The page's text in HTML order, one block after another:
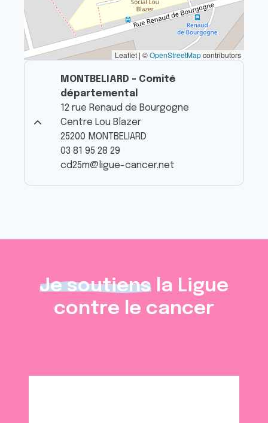
Leaflet | ©OpenStreetMapcontributors
MONTBELIARD - Comité
départemental
12 rue Renaud de Bourgogne
Centre Lou Blazer
25200 MONTBELIARD
03 81 95 28 29
cd25m@ligue-cancer.net
Je soutiens la Ligue
contre le cancer